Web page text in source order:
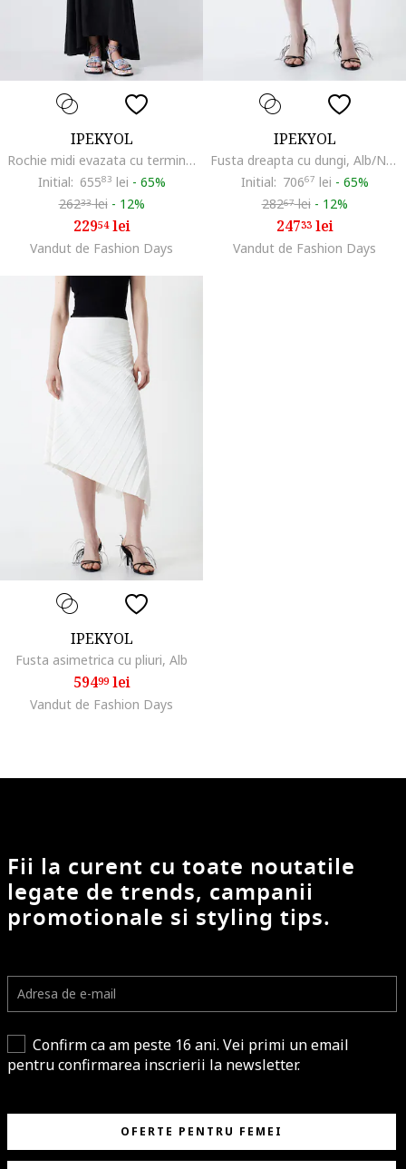
IPEKYOL
Rochie midi evazata cu terminatie asimetrica, Negru
Initial: 65583 lei - 65%
26233lei - 12%
22954lei
Vandut de Fashion Days
IPEKYOL
Fusta dreapta cu dungi, Alb/Negru
Initial: 70667 lei - 65%
28267lei - 12%
24733lei
Vandut de Fashion Days
IPEKYOL
Fusta asimetrica cu pliuri, Alb
59499lei
Vandut de Fashion Days
Fii la curent cu toate noutatile
legate de trends, campanii
promotionale si styling tips.
Confirm ca am peste 16 ani. Vei primi un email
pentru confirmarea inscrierii la newsletter.
OFERTE PENTRU FEMEI